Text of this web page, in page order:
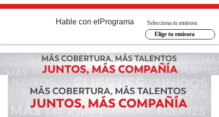
Hable con el Programa
Selecciona tu emisora
Elige tu emisora